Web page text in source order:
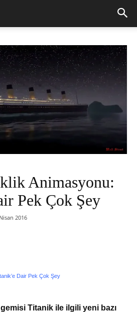
Animasyonu:
Pek Çok Şey
2016
Dair Pek Çok Şey
Titanik ile ilgili yeni bazı